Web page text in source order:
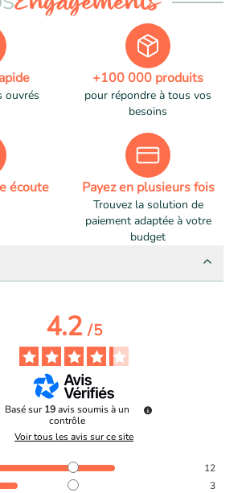
ouvrés
+100 000 produits
pour répondre à tous vos
besoins
écoute Payez en plusieurs fois
Trouvez la solution de
paiement adaptée à votre
budget
4.2/5
Basé sur19 avis soumis à un
contrôle
Voir tous les avis sur ce site
12
3